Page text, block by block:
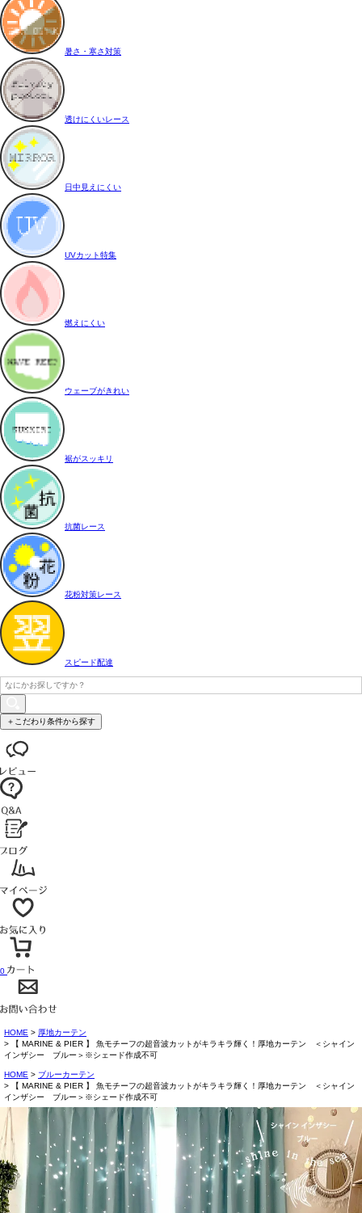
暑さ・寒さ対策
透けにくいレース
日中見えにくい
UVカット特集
燃えにくい
ウェーブがきれい
裾がスッキリ
抗菌レース
花粉対策レース
スピード配達
＋こだわり条件から探す
0
HOME
厚地カーテン
【 MARINE & PIER 】 魚モチーフの超音波カットがキラキラ輝く！厚地カーテン ＜シャイン
インザシー ブルー＞※シェード作成不可
HOME
ブルーカーテン
【 MARINE & PIER 】 魚モチーフの超音波カットがキラキラ輝く！厚地カーテン ＜シャイン
インザシー ブルー＞※シェード作成不可